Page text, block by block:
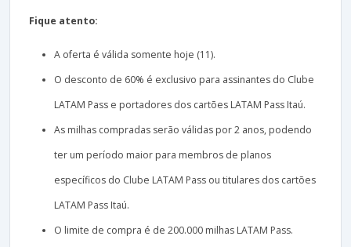
Fique atento:
A oferta é válida somente hoje (11).
O desconto de 60% é exclusivo para assinantes do Clube
LATAM Pass e portadores dos cartões LATAM Pass Itaú.
As milhas compradas serão válidas por 2 anos, podendo
ter um período maior para membros de planos
específicos do Clube LATAM Pass ou titulares dos cartões
LATAM Pass Itaú.
O limite de compra é de 200.000 milhas LATAM Pass.